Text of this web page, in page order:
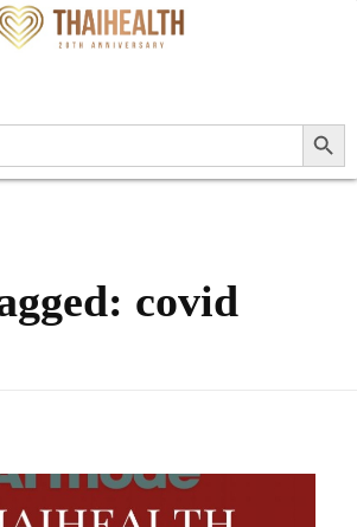
Search Button
covid